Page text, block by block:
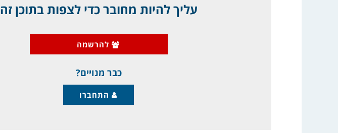
עליך להיות מחובר כדי לצפות בתוכן זה
להרשמה
כבר מנויים?
התחברו